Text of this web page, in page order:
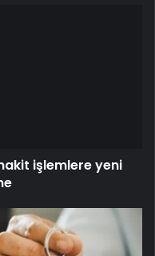
işlemlere yeni